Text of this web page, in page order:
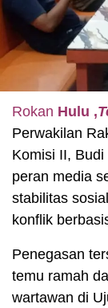
Rokan Hulu ,
Perwakilan
Komisi II,
peran media
stabilitas
konflik
Penegasan
temu ramah
wartawan di